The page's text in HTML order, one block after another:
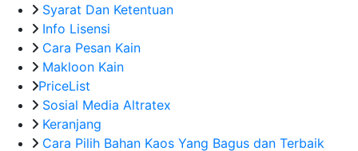
Syarat Dan Ketentuan
Info Lisensi
Cara Pesan Kain
Makloon Kain
PriceList
Sosial Media Altratex
Keranjang
Cara Pilih Bahan Kaos Yang Bagus dan Terbaik